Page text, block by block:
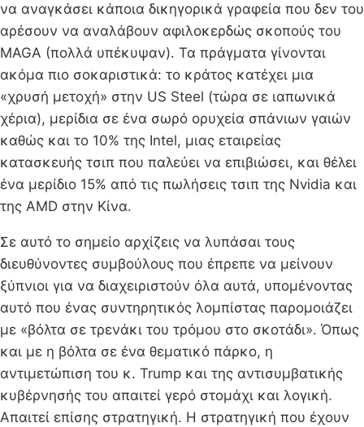
να αναγκάσει κάποια δικηγορικά γραφεία που δεν του
αρέσουν να αναλάβουν αφιλοκερδώς σκοπούς του
MAGA (πολλά υπέκυψαν). Τα πράγματα γίνονται
ακόμα πιο σοκαριστικά: το κράτος κατέχει μια
«χρυσή μετοχή» στην US Steel (τώρα σε ιαπωνικά
χέρια), μερίδια σε ένα σωρό ορυχεία σπάνιων γαιών
καθώς και το 10% της Intel, μιας εταιρείας
κατασκευής τσιπ που παλεύει να επιβιώσει, και θέλει
ένα μερίδιο 15% από τις πωλήσεις τσιπ της Nvidia και
της AMD στην Κίνα.
Σε αυτό το σημείο αρχίζεις να λυπάσαι τους
διευθύνοντες συμβούλους που έπρεπε να μείνουν
ξύπνιοι για να διαχειριστούν όλα αυτά, υπομένοντας
αυτό που ένας συντηρητικός λομπίστας παρομοιάζει
με «βόλτα σε τρενάκι του τρόμου στο σκοτάδι». Όπως
και με η βόλτα σε ένα θεματικό πάρκο, η
αντιμετώπιση του κ. Trump και της αντισυμβατικής
κυβέρνησής του απαιτεί γερό στομάχι και λογική.
Απαιτεί επίσης στρατηγική. Η στρατηγική που έχουν